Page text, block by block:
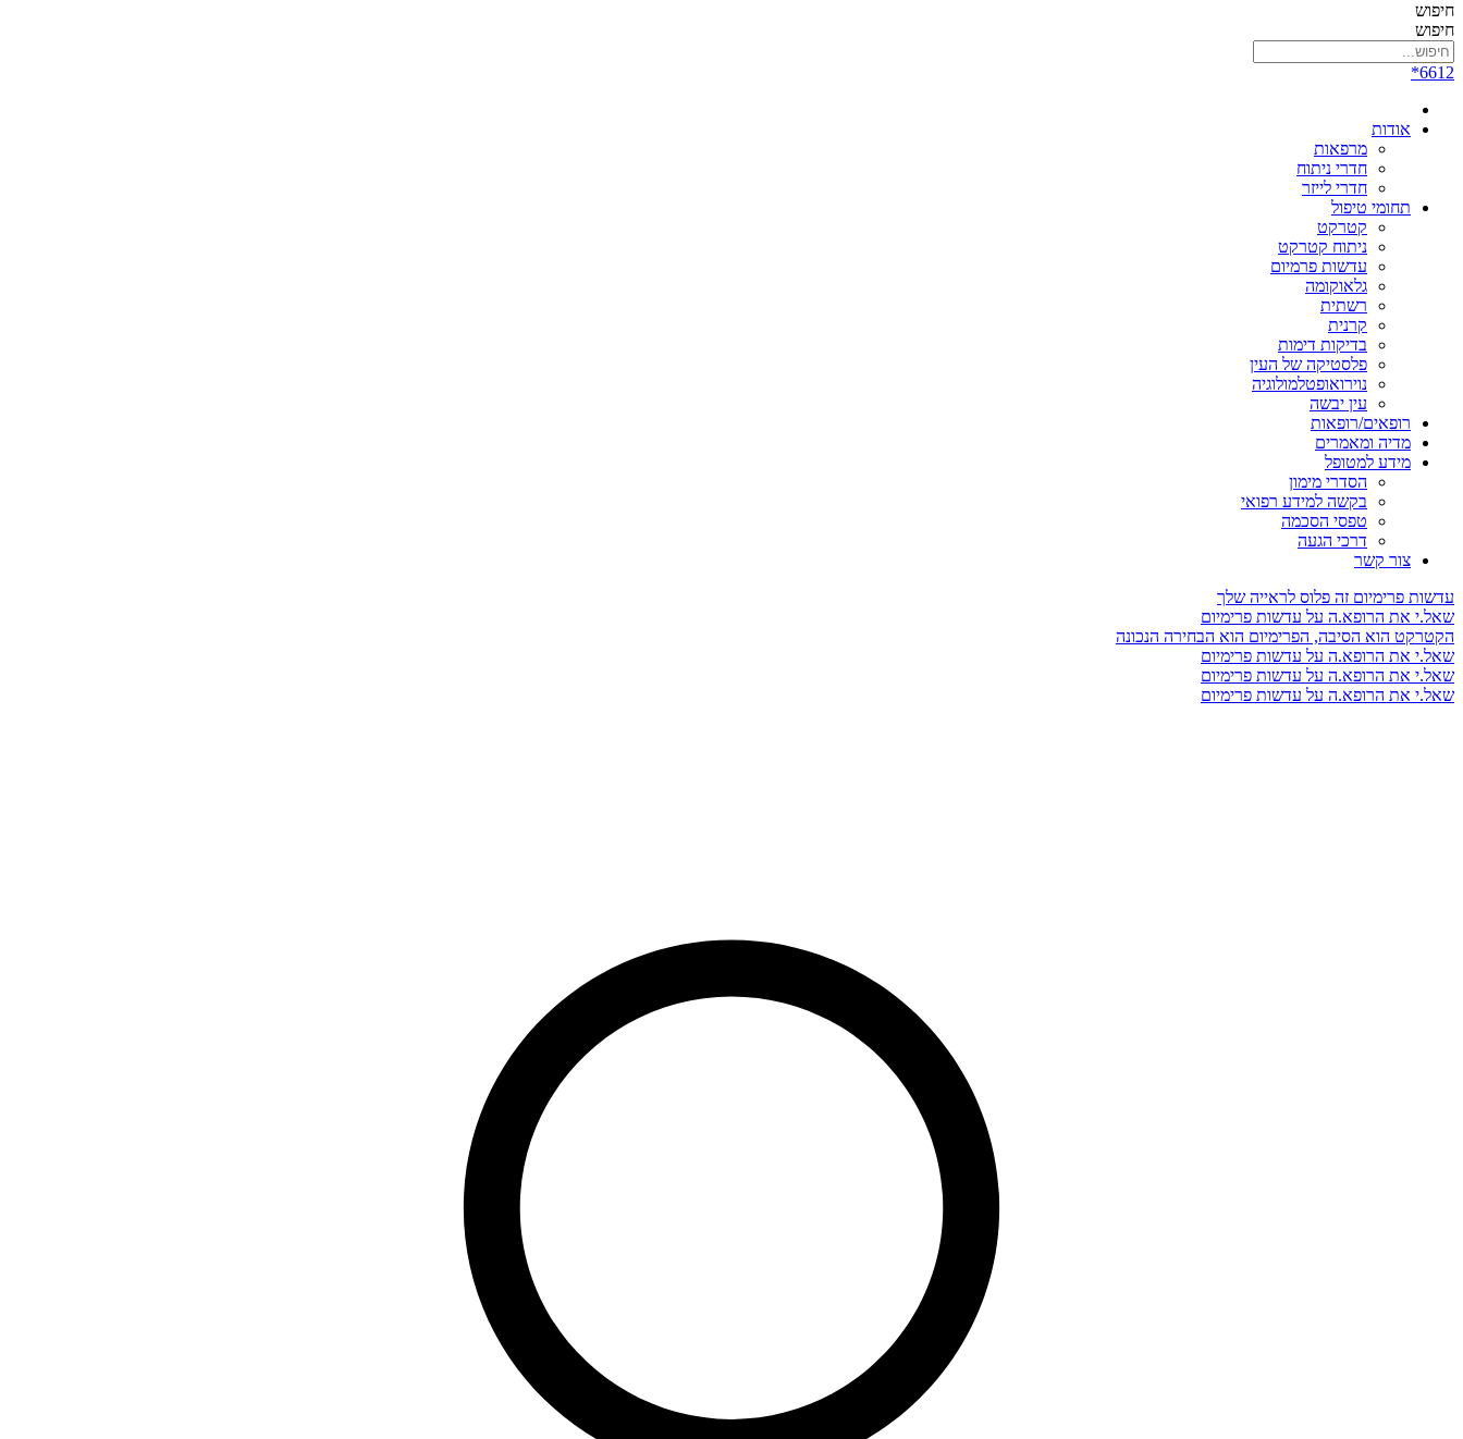
חיפוש
חיפוש
6612*
אודות
מרפאות
חדרי ניתוח
חדרי לייזר
תחומי טיפול
קטרקט
ניתוח קטרקט
עדשות פרמיום
גלאוקומה
רשתית
קרנית
בדיקות דימות
פלסטיקה של העין
נוירואופטלמולוגיה
עין יבשה
רופאים/רופאות
מדיה ומאמרים
מידע למטופל
הסדרי מימון
בקשה למידע רפואי
טפסי הסכמה
דרכי הגעה
צור קשר
עדשות פרימיום זה פלוס לראייה שלך
שאל.י את הרופא.ה על עדשות פרימיום
הקטרקט הוא הסיבה, הפרימיום הוא הבחירה הנכונה
שאל.י את הרופא.ה על עדשות פרימיום
שאל.י את הרופא.ה על עדשות פרימיום
שאל.י את הרופא.ה על עדשות פרימיום